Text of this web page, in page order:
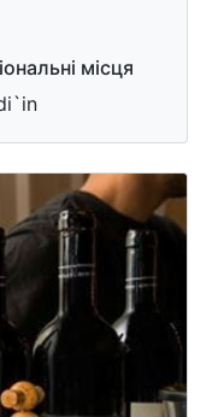
місця